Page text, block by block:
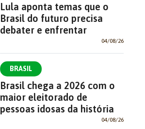
Lula aponta temas que o
Brasil do futuro precisa
debater e enfrentar
04/08/26
BRASIL
Brasil chega a 2026 com o
maior eleitorado de
pessoas idosas da história
04/08/26